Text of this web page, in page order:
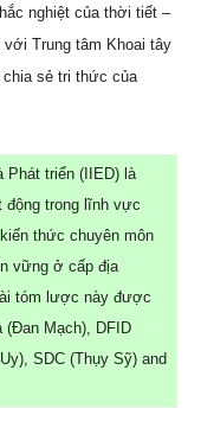
nghiệt của thời tiết –
Trung tâm Khoai tây
chia sẻ tri thức của
Phát triển (IIED) là
động trong lĩnh vực
thức chuyên môn
vững ở cấp địa
tóm lược này được
Mạch), DFID
SDC (Thụy Sỹ) and